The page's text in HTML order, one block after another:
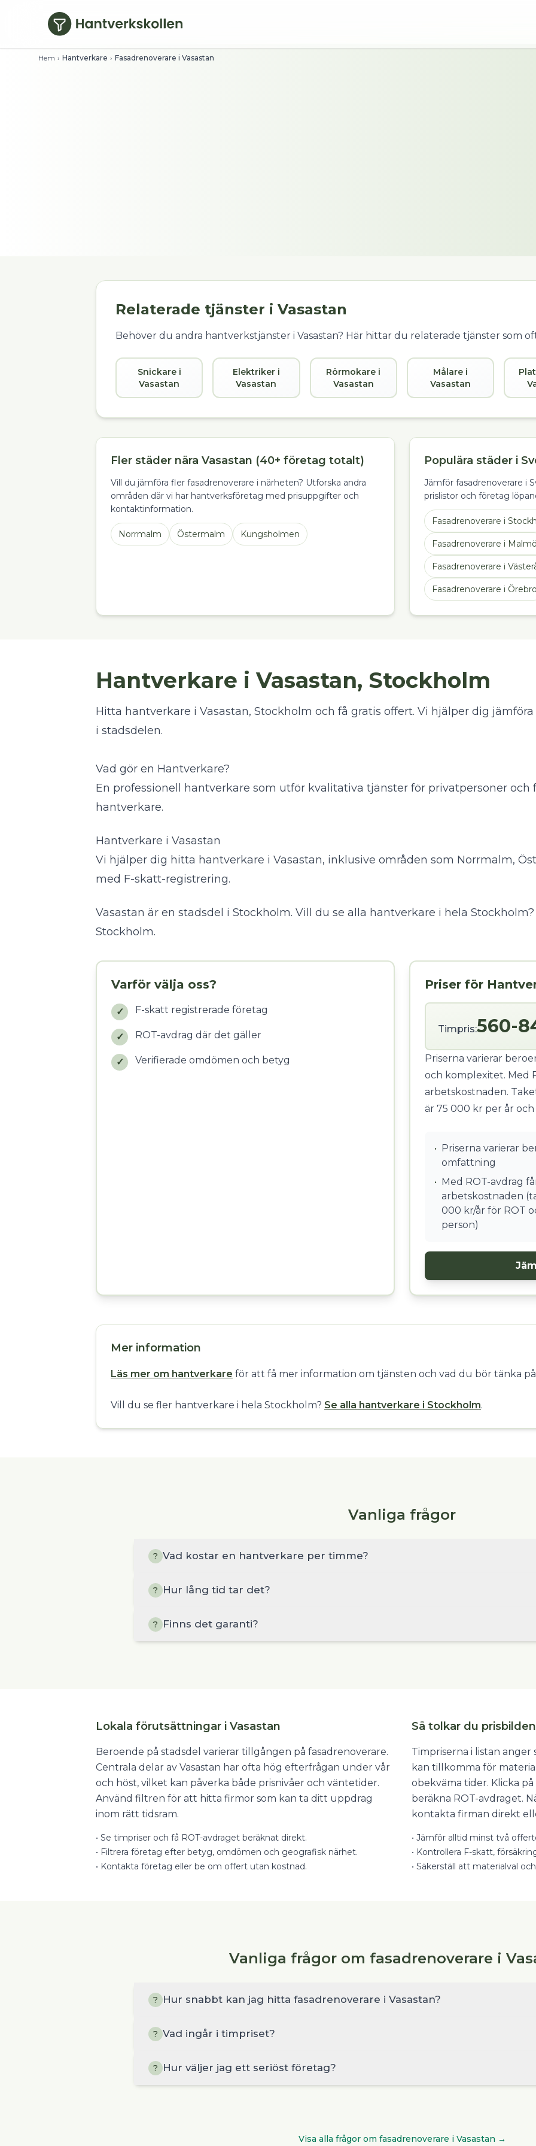
Hoppa till huvudinnehåll
Hem › Hantverkare › Fasadrenoverare i Vasastan
Relaterade tjänster i Vasastan
Behöver du andra hantverkstjänster i Vasastan? Här hittar du relaterade tjänster som
Snickare i
Vasastan
Elektriker i
Vasastan
Rörmokare i
Vasastan
Målare i
Vasastan
Fler städer nära Vasastan (40+ företag totalt)
Vill du jämföra fler fasadrenoverare i närheten? Utforska andra
områden där vi har hantverksföretag med prisuppgifter och
kontaktinformation.
Norrmalm Östermalm Kungsholmen
Populära städer i
Jämför fasadrenoverare i
prislistor och företag
Fasadrenoverare i
Fasadrenoverare i
Fasadrenoverare i
Fasadrenoverare i
Hantverkare i Vasastan, Stockholm
Hitta hantverkare i Vasastan, Stockholm och få gratis offert. Vi hjälper dig
i stadsdelen.
Vad gör en Hantverkare?
En professionell hantverkare som utför kvalitativa tjänster för privatpersoner och
hantverkare.
Hantverkare i Vasastan
Vi hjälper dig hitta hantverkare i Vasastan, inklusive områden som Norrmalm,
med F-skatt-registrering.
Vasastan är en stadsdel i Stockholm. Vill du se alla hantverkare i hela
Stockholm.
Varför välja oss?
✓ F-skatt registrerade företag
✓ ROT-avdrag där det gäller
✓ Verifierade omdömen och betyg
Priser för
Timpris:560-
Priserna varierar
och komplexitet. Med
arbetskostnaden.
är 75 000 kr per år och
• Priserna varierar
omfattning
• Med ROT-avdrag
arbetskostnaden
000 kr/år för ROT
person)
Mer information
Läs mer om hantverkare för att få mer information om tjänsten och vad du bör tänka
Vill du se fler hantverkare i hela Stockholm? Se alla hantverkare i Stockholm.
Vanliga frågor
? Vad kostar en hantverkare per timme?
? Hur lång tid tar det?
? Finns det garanti?
Lokala förutsättningar i Vasastan
Beroende på stadsdel varierar tillgången på fasadrenoverare.
Centrala delar av Vasastan har ofta hög efterfrågan under vår
och höst, vilket kan påverka både prisnivåer och väntetider.
Använd filtren för att hitta firmor som kan ta ditt uppdrag
inom rätt tidsram.
• Se timpriser och få ROT-avdraget beräknat direkt.
• Filtrera företag efter betyg, omdömen och geografisk närhet.
• Kontakta företag eller be om offert utan kostnad.
Så tolkar du prisbilden
Timpriserna i listan
kan tillkomma för
obekväma tider. Klicka
beräkna ROT-avdraget.
kontakta firman direkt
• Jämför alltid minst två
• Kontrollera F-skatt,
• Säkerställ att materialval
Vanliga frågor om fasadrenoverare i
? Hur snabbt kan jag hitta fasadrenoverare i Vasastan?
? Vad ingår i timpriset?
? Hur väljer jag ett seriöst företag?
Visa alla frågor om fasadrenoverare i Vasastan →